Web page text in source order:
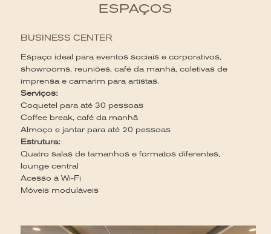
ESPAÇOS
BUSINESS CENTER
Espaço ideal para eventos sociais e corporativos,
showrooms, reuniões, café da manhã, coletivas de
imprensa e camarim para artistas.
Serviços:
Coquetel para até 30 pessoas
Coffee break, café da manhã
Almoço e jantar para até 20 pessoas
Estrutura:
Quatro salas de tamanhos e formatos diferentes,
lounge central
Acesso à Wi-Fi
Móveis moduláveis